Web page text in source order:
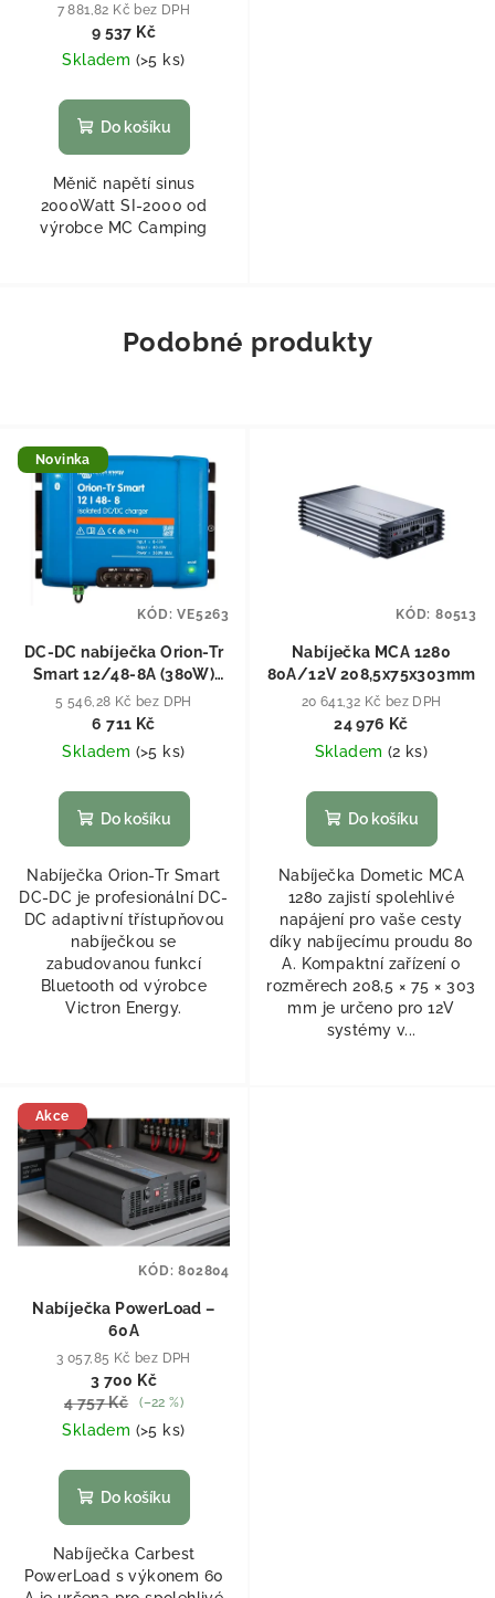
7 881,82 Kč bez DPH
9 537 Kč
Skladem (>5 ks)
Do košíku
Měnič napětí sinus
2000Watt SI-2000 od
výrobce MC Camping
Podobné produkty
Novinka
DC-DC nabíječka Orion-Tr
Smart 12/48-8A (380W)
izolovaná
5 546,28 Kč bez DPH
6 711 Kč
Skladem (>5 ks)
Do košíku
Nabíječka Orion-Tr Smart
DC-DC je profesionální DC-
DC adaptivní třístupňovou
nabíječkou se
zabudovanou funkcí
Bluetooth od výrobce
Victron Energy.
KÓD:VE5263
Nabíječka MCA 1280
80A/12V 208,5x75x303mm
20 641,32 Kč bez DPH
24 976 Kč
Skladem (2 ks)
Do košíku
Nabíječka Dometic MCA
1280 zajistí spolehlivé
napájení pro vaše cesty
díky nabíjecímu proudu 80
A. Kompaktní zařízení o
rozměrech 208,5 × 75 × 303
mm je určeno pro 12V
systémy v...
KÓD: 80513
Akce
Nabíječka PowerLoad –
60A
3 057,85 Kč bez DPH
3 700 Kč
4 757 Kč
(–22 %)
Skladem (>5 ks)
Do košíku
Nabíječka Carbest
PowerLoad s výkonem 60
KÓD:802804